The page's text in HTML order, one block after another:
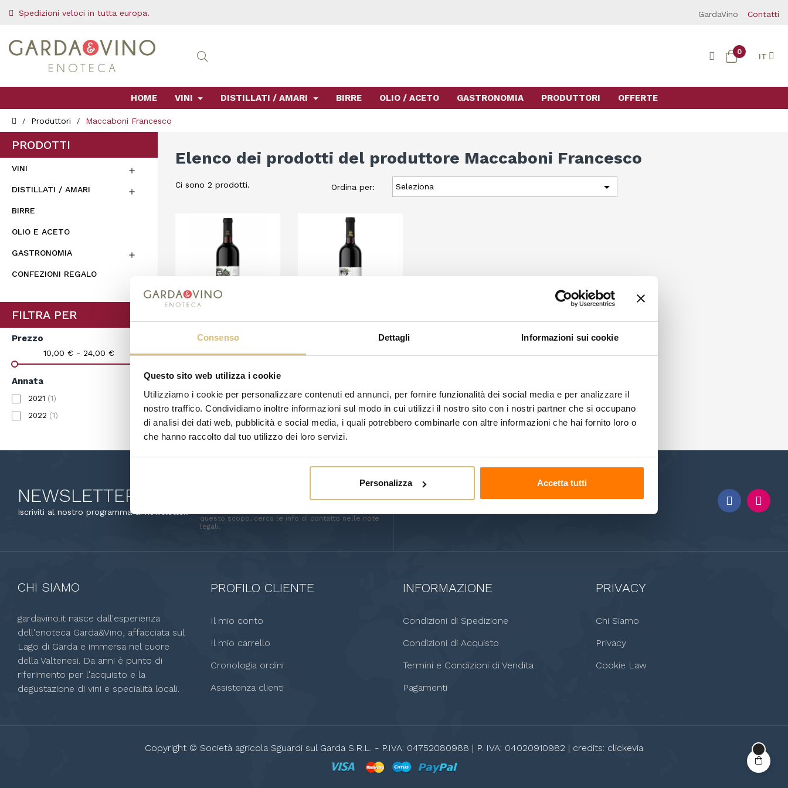
Consenso Dettagli Informazioni sui cookie
Questo sito web utilizza i cookie
Utilizziamo i cookie per personalizzare contenuti ed annunci, per fornire funzionalità dei social media e per analizzare il
nostro traffico. Condividiamo inoltre informazioni sul modo in cui utilizzi il nostro sito con i nostri partner che si occupano
di analisi dei dati web, pubblicità e social media, i quali potrebbero combinarle con altre informazioni che hai fornito loro o
che hanno raccolto dal tuo utilizzo dei loro servizi.
Personalizza Accetta tutti
Spedizioni veloci in tutta europa. GardaVino Contatti
0 IT
HOME VINI DISTILLATI / AMARI BIRRE OLIO / ACETO GASTRONOMIA PRODUTTORI OFFERTE
Produttori Maccaboni Francesco
PRODOTTI
VINI

DISTILLATI / AMARI

BIRRE
OLIO E ACETO
GASTRONOMIA

CONFEZIONI REGALO
FILTRA PER
Prezzo
10,00 € - 24,00 €
Annata
2021 (1)
2022 (1)
Elenco dei prodotti del produttore Maccaboni Francesco
Ci sono 2 prodotti. Ordina per: Seleziona 
Francesco - Donna
23,50 €
CARRELLO
Francesco - Piccoli
Visualizzati 1-2 su 2 articoli
NEWSLETTER
Iscriviti al nostro programma di newsletter.
ISCRIVITI
questo scopo, cerca le info di contatto nelle note
legali.
SEGUICI SU:
CHI SIAMO
gardavino.it nasce dall'esperienza
dell'enoteca Garda&Vino, affacciata sul
Lago di Garda e immersa nel cuore
della Valtenesi. Da anni è punto di
riferimento per l'acquisto e la
degustazione di vini e specialità locali.
PROFILO CLIENTE
Il mio conto
Il mio carrello
Cronologia ordini
Assistenza clienti
INFORMAZIONE
Condizioni di Spedizione
Condizioni di Acquisto
Termini e Condizioni di Vendita
Pagamenti
PRIVACY
Chi Siamo
Privacy
Cookie Law
Copyright © Società agricola Sguardi sul Garda S.R.L. - P.IVA: 04752080988 | P. IVA: 04020910982 | credits: clickevia